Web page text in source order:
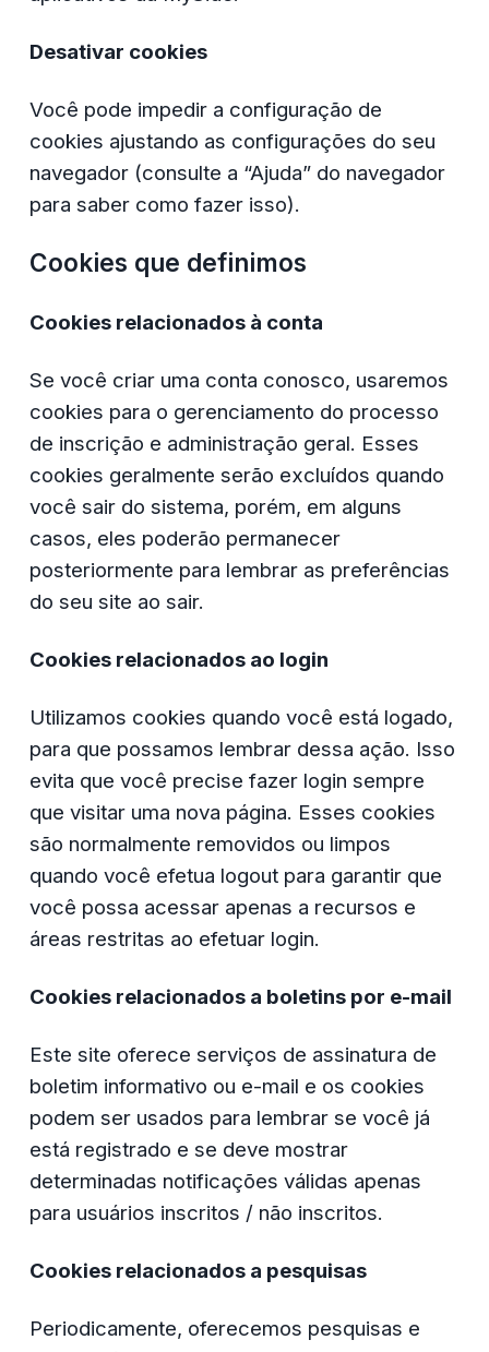
Desativar cookies
Você pode impedir a configuração de
cookies ajustando as configurações do seu
navegador (consulte a “Ajuda” do navegador
para saber como fazer isso).
Cookies que definimos
Cookies relacionados à conta
Se você criar uma conta conosco, usaremos
cookies para o gerenciamento do processo
de inscrição e administração geral. Esses
cookies geralmente serão excluídos quando
você sair do sistema, porém, em alguns
casos, eles poderão permanecer
posteriormente para lembrar as preferências
do seu site ao sair.
Cookies relacionados ao login
Utilizamos cookies quando você está logado,
para que possamos lembrar dessa ação. Isso
evita que você precise fazer login sempre
que visitar uma nova página. Esses cookies
são normalmente removidos ou limpos
quando você efetua logout para garantir que
você possa acessar apenas a recursos e
áreas restritas ao efetuar login.
Cookies relacionados a boletins por e-mail
Este site oferece serviços de assinatura de
boletim informativo ou e-mail e os cookies
podem ser usados ​​para lembrar se você já
está registrado e se deve mostrar
determinadas notificações válidas apenas
para usuários inscritos / não inscritos.
Cookies relacionados a pesquisas
Periodicamente, oferecemos pesquisas e